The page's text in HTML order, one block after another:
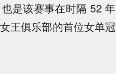
是该赛事在时隔 52 年
王俱乐部的首位女单冠